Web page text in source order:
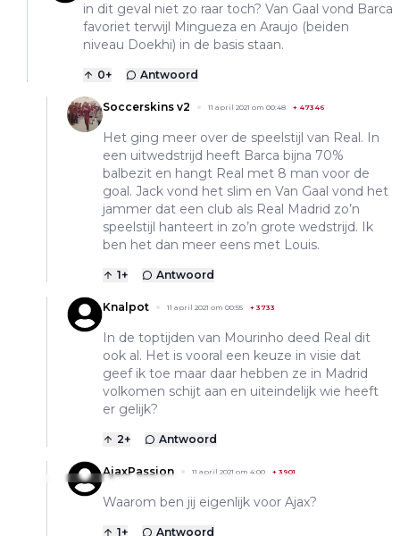
in dit geval niet zo raar toch? Van Gaal vond Barca
favoriet terwijl Mingueza en Araujo (beiden
niveau Doekhi) in de basis staan.
0+ Antwoord
Soccerskins v2 11 april 2021 om 00:48 + 47346
Het ging meer over de speelstijl van Real. In
een uitwedstrijd heeft Barca bijna 70%
balbezit en hangt Real met 8 man voor de
goal. Jack vond het slim en Van Gaal vond het
jammer dat een club als Real Madrid zo’n
speelstijl hanteert in zo’n grote wedstrijd. Ik
ben het dan meer eens met Louis.
1+ Antwoord
Knalpot 11 april 2021 om 00:55 + 3733
In de toptijden van Mourinho deed Real dit
ook al. Het is vooral een keuze in visie dat
geef ik toe maar daar hebben ze in Madrid
volkomen schijt aan en uiteindelijk wie heeft
er gelijk?
2+ Antwoord
AjaxPassion 11 april 2021 om 4:00 + 3901
Waarom ben jij eigenlijk voor Ajax?
1+ Antwoord